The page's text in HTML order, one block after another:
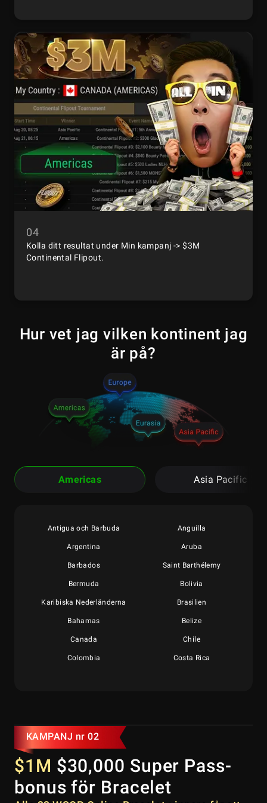
04
Kolla ditt resultat under Min kampanj -> $3M
Continental Flipout.
Hur vet jag vilken kontinent jag
är på?
Americas Asia Pacific
Antigua och Barbuda Anguilla
Argentina Aruba
Barbados Saint Barthélemy
Bermuda Bolivia
Karibiska Nederländerna Brasilien
Bahamas Belize
Canada Chile
Colombia Costa Rica
Franska Guyana
Guadeloupe
Guyana Honduras
Haiti
KAMPANJ nr 02
$1M $30,000 Super Pass-
bonus för Bracelet